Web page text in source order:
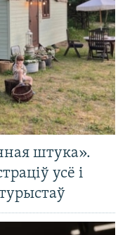
штука».
усё і